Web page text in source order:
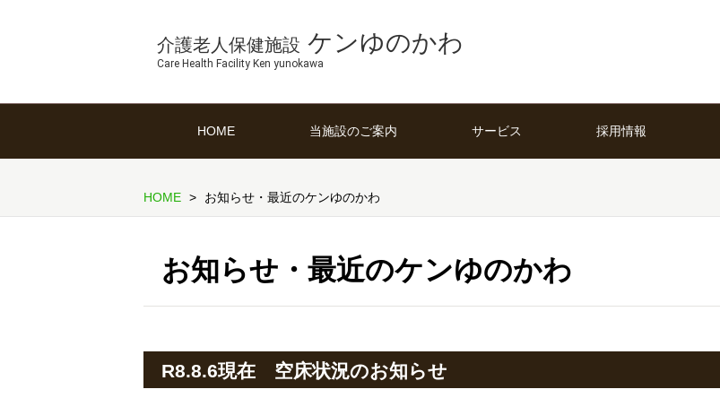
介護老人保健施設 ケンゆのかわ
Care Health Facility Ken yunokawa
HOME 当施設のご案内 サービス 採用情報
HOME お知らせ・最近のケンゆのかわ
お知らせ・最近のケンゆのかわ
R8.8.6現在 空床状況のお知らせ